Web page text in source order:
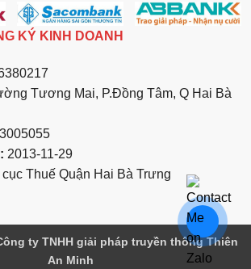
KÝ KINH DOANH
Tương Mai, P.Đồng Tâm, Q Hai Bà
2013-11-29
Thuế Quận Hai Bà Trưng
ty TNHH giải pháp truyền thông Thiên
An Minh